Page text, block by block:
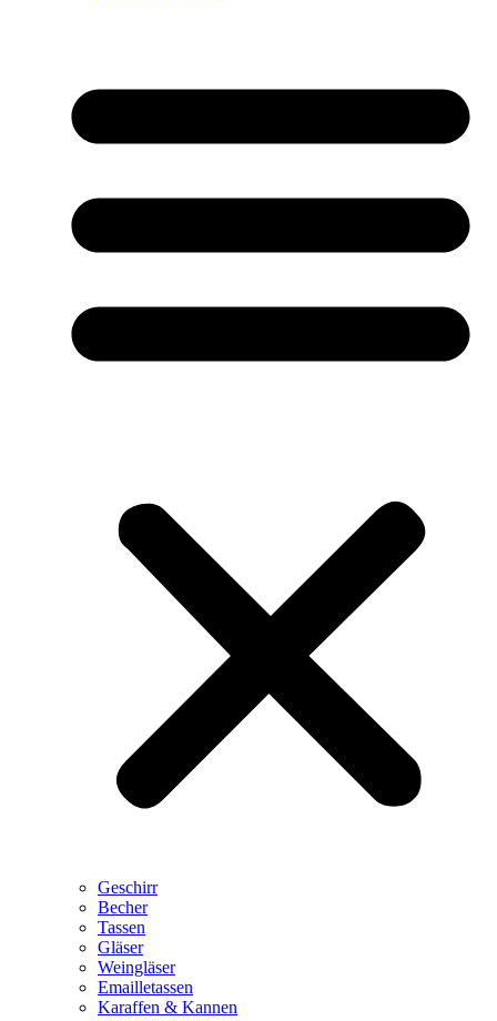
Geschirr
Becher
Tassen
Gläser
Weingläser
Emailletassen
Karaffen & Kannen